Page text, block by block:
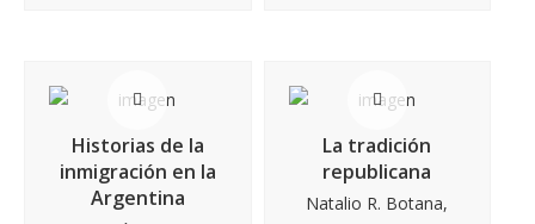
Historias de la
inmigración en la
Argentina
La tradición
republicana
Natalio R. Botana,